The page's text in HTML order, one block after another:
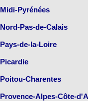
Midi-Pyrénées
Nord-Pas-de-Calais
Pays-de-la-Loire
Picardie
Poitou-Charentes
Provence-Alpes-Côte-